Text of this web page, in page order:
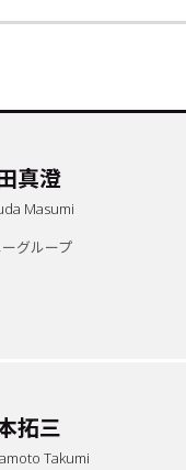
ー 本サイトご利用
真澄
Masumi
グループ
拓三
Takumi